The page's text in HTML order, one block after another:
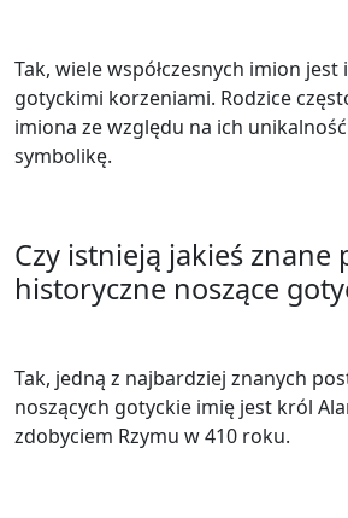
Tak, wiele współczesnych imion
gotyckimi korzeniami. Rodzice
imiona ze względu na ich unikalność
symbolikę.
Czy istnieją jakieś znane
historyczne noszące
Tak, jedną z najbardziej znanych
noszących gotyckie imię jest król
zdobyciem Rzymu w 410 roku.